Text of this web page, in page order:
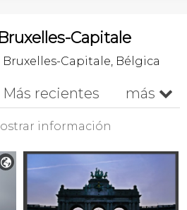
Capitale
Capitale, Bélgica
Más recientes
A-z Z-a
más 
información
